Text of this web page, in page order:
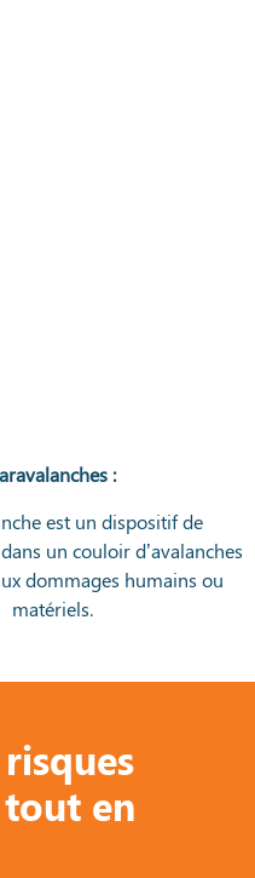
:
est un dispositif de
un couloir d’avalanches
dommages humains ou
matériels.
en